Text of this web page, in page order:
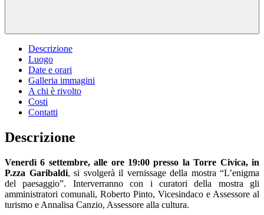
Descrizione
Luogo
Date e orari
Galleria immagini
A chi è rivolto
Costi
Contatti
Descrizione
Venerdì 6 settembre, alle ore 19:00 presso la Torre Civica, in
P.zza Garibaldi, si svolgerà il vernissage della mostra “L’enigma
del paesaggio”. Interverranno con i curatori della mostra gli
amministratori comunali, Roberto Pinto, Vicesindaco e Assessore al
turismo e Annalisa Canzio, Assessore alla cultura.